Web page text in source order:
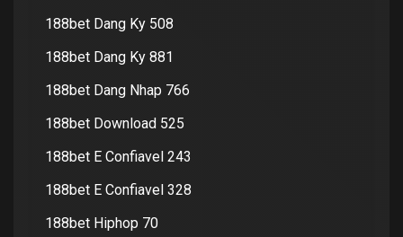
188bet Dang Ky 508
188bet Dang Ky 881
188bet Dang Nhap 766
188bet Download 525
188bet E Confiavel 243
188bet E Confiavel 328
188bet Hiphop 70